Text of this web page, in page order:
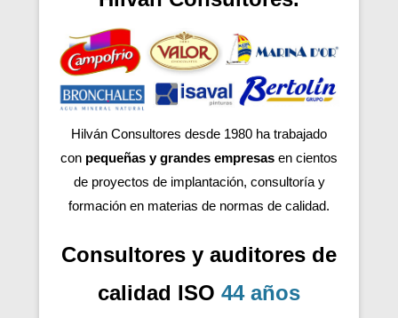
Hilván Consultores desde 1980 ha trabajado
con pequeñas y grandes empresas en cientos
de proyectos de implantación, consultoría y
formación en materias de normas de calidad.
Consultores y auditores de
calidad ISO 44 años